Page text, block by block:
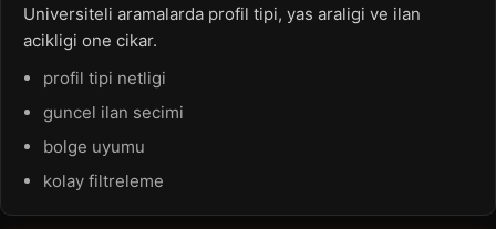
Universiteli aramalarda profil tipi, yas araligi ve ilan
acikligi one cikar.
profil tipi netligi
guncel ilan secimi
bolge uyumu
kolay filtreleme